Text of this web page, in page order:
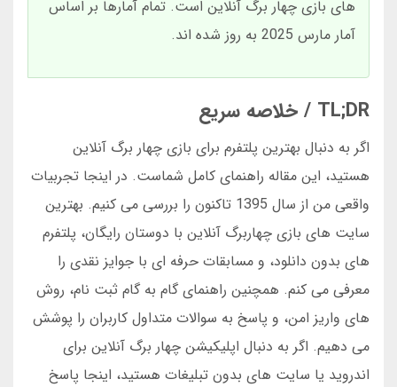
های بازی چهار برگ آنلاین است. تمام آمارها بر اساس
آمار مارس 2025 به روز شده اند.
TL;DR / خلاصه سریع
اگر به دنبال بهترین پلتفرم برای بازی چهار برگ آنلاین
هستید، این مقاله راهنمای کامل شماست. در اینجا تجربیات
واقعی من از سال 1395 تاکنون را بررسی می کنیم. بهترین
سایت های بازی چهاربرگ آنلاین با دوستان رایگان، پلتفرم
های بدون دانلود، و مسابقات حرفه ای با جوایز نقدی را
معرفی می کنم. همچنین راهنمای گام به گام ثبت نام، روش
های واریز امن، و پاسخ به سوالات متداول کاربران را پوشش
می دهیم. اگر به دنبال اپلیکیشن چهار برگ آنلاین برای
اندروید یا سایت های بدون تبلیغات هستید، اینجا پاسخ